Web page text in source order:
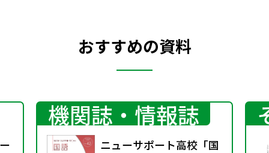
おすすめの資料
機関誌・情報誌
ニューサポート高校「国